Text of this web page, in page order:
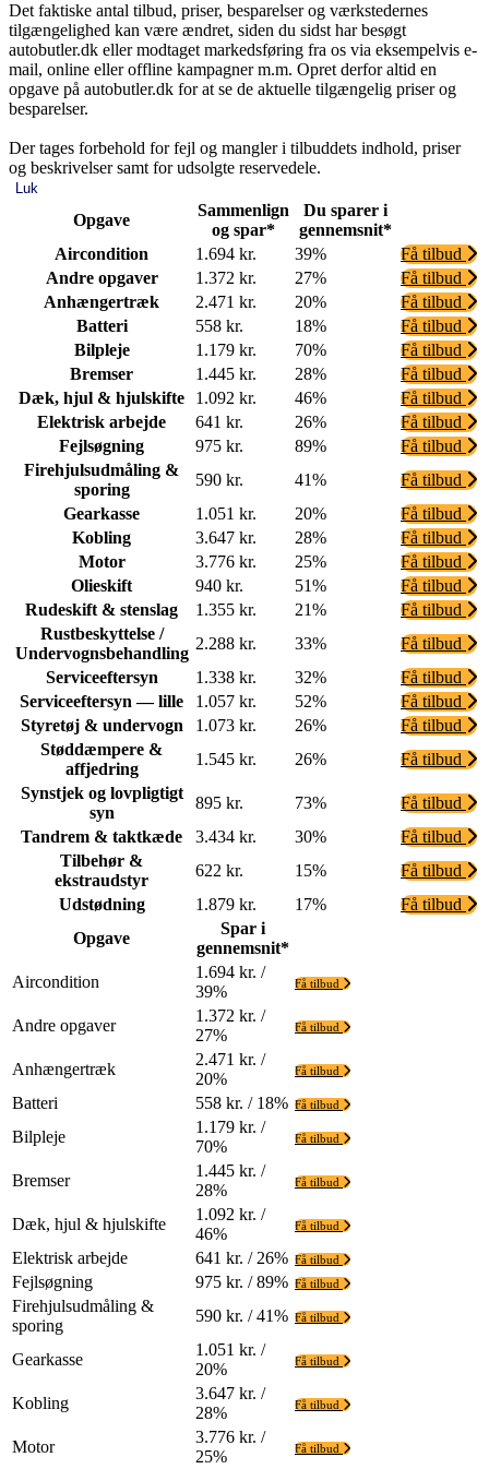
Det faktiske antal tilbud, priser, besparelser og værkstedernes
tilgængelighed kan være ændret, siden du sidst har besøgt
autobutler.dk eller modtaget markedsføring fra os via eksempelvis e-
mail, online eller offline kampagner m.m. Opret derfor altid en
opgave på autobutler.dk for at se de aktuelle tilgængelig priser og
besparelser.
Der tages forbehold for fejl og mangler i tilbuddets indhold, priser
og beskrivelser samt for udsolgte reservedele.
Luk
Opgave
Sammenlign
og spar*
Du sparer i
gennemsnit*
Aircondition
1.694 kr. 39%
Få tilbud
Andre opgaver
1.372 kr. 27%
Få tilbud
Anhængertræk
2.471 kr. 20%
Få tilbud
Batteri
558 kr. 18%
Få tilbud
Bilpleje
1.179 kr. 70%
Få tilbud
Bremser
1.445 kr. 28%
Få tilbud
Dæk, hjul & hjulskifte
1.092 kr. 46%
Få tilbud
Elektrisk arbejde
641 kr. 26%
Få tilbud
Fejlsøgning
975 kr. 89%
Få tilbud
Firehjulsudmåling &
sporing
590 kr. 41%
Få tilbud
Gearkasse
1.051 kr. 20%
Få tilbud
Kobling
3.647 kr. 28%
Få tilbud
Motor
3.776 kr. 25%
Få tilbud
Olieskift
940 kr. 51%
Få tilbud
Rudeskift & stenslag
1.355 kr. 21%
Få tilbud
Rustbeskyttelse /
Undervognsbehandling
2.288 kr. 33%
Få tilbud
Serviceeftersyn
1.338 kr. 32%
Få tilbud
Serviceeftersyn — lille
1.057 kr. 52%
Få tilbud
Styretøj & undervogn
1.073 kr. 26%
Få tilbud
Støddæmpere &
affjedring
1.545 kr. 26%
Få tilbud
Synstjek og lovpligtigt
syn
895 kr. 73%
Få tilbud
Tandrem & taktkæde
3.434 kr. 30%
Få tilbud
Tilbehør &
ekstraudstyr
622 kr. 15%
Få tilbud
Udstødning
1.879 kr. 17%
Få tilbud
Opgave
Spar i
gennemsnit*
Aircondition
1.694 kr. /
39%
Få tilbud
Andre opgaver
1.372 kr. /
27%
Få tilbud
Anhængertræk
2.471 kr. /
20%
Få tilbud
Batteri 558 kr. / 18% Få tilbud
Bilpleje
1.179 kr. /
70%
Få tilbud
Bremser
1.445 kr. /
28%
Få tilbud
Dæk, hjul & hjulskifte
1.092 kr. /
46%
Få tilbud
Elektrisk arbejde 641 kr. / 26% Få tilbud
Fejlsøgning 975 kr. / 89% Få tilbud
Firehjulsudmåling &
sporing
590 kr. / 41% Få tilbud
Gearkasse
1.051 kr. /
20%
Få tilbud
Kobling
3.647 kr. /
28%
Få tilbud
Motor
3.776 kr. /
25%
Få tilbud